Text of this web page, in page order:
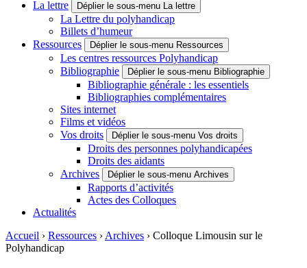
La lettre
Déplier le sous-menu La lettre
La Lettre du polyhandicap
Billets d’humeur
Ressources
Déplier le sous-menu Ressources
Les centres ressources Polyhandicap
Bibliographie
Déplier le sous-menu Bibliographie
Bibliographie générale : les essentiels
Bibliographies complémentaires
Sites internet
Films et vidéos
Vos droits
Déplier le sous-menu Vos droits
Droits des personnes polyhandicapées
Droits des aidants
Archives
Déplier le sous-menu Archives
Rapports d’activités
Actes des Colloques
Actualités
Accueil › Ressources › Archives › Colloque Limousin sur le
Polyhandicap